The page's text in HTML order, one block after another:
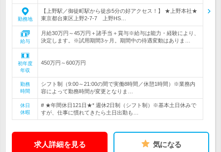
勤務地
【上野駅／御徒町駅から徒歩5分の好アクセス！】 ★上野本社★
東京都台東区上野2-7-7 上野HS…
給与
月給30万円～45万円＋諸手当＋賞与※給与は能力・経験により、
決定します。※試用期間3ヶ月。期間中の待遇変動はありま…
初年度
年収
450万円～600万円
勤務
時間
シフト制（9:00～21:00の間で実働8時間／休憩1時間）※業務内
容によって勤務時間が変更となりま…
休日
休暇
# ★年間休日121日★* 週休2日制（シフト制）※基本土日休みで
すが、仕事に慣れてきたら土日出勤も…
求人詳細を見る 気になる